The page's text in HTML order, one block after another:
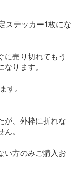
ステッカー1枚にな
に売り切れてもう
ります。
す。
が、外枠に折れな
。
い方のみご購入お